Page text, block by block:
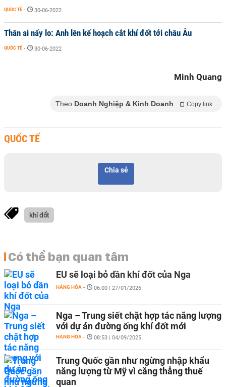
QUỐC TẾ - 30-06-2022
Thân ai nấy lo: Anh lên kế hoạch cắt khí đốt tới châu Âu
QUỐC TẾ - 30-06-2022
Minh Quang
Theo Doanh Nghiệp & Kinh Doanh Copy link
QUỐC TẾ
Chia sẻ
khí đốt
Có thể bạn quan tâm
EU sẽ loại bỏ dần khí đốt của Nga
HÀNG HÓA - 06:00 | 27/01/2026
Nga – Trung siết chặt hợp tác năng lượng
với dự án đường ống khí đốt mới
HÀNG HÓA - 08:53 | 04/09/2025
Trung Quốc gần như ngừng nhập khẩu
năng lượng từ Mỹ vì căng thẳng thuế
quan